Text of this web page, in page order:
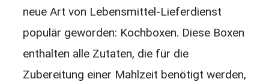
neue Art von Lebensmittel-Lieferdienst
populär geworden: Kochboxen. Diese Boxen
enthalten alle Zutaten, die für die
Zubereitung einer Mahlzeit benötigt werden,